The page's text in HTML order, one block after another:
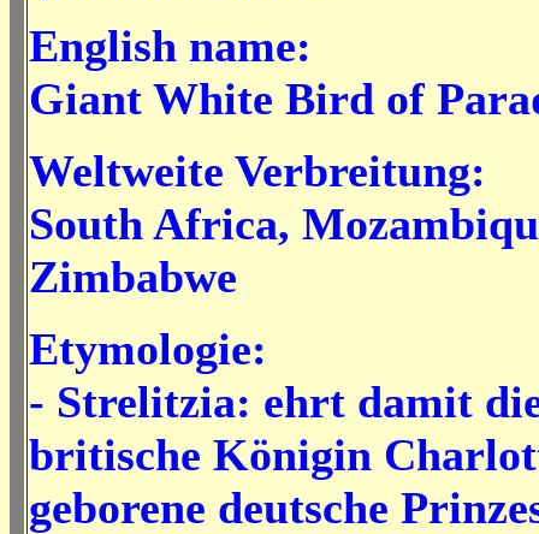
English name:
Giant White Bird of
Weltweite Verbreitung:
South Africa,
Zimbabwe
Etymologie:
- Strelitzia: ehrt damit
britische Königin
geborene deutsche